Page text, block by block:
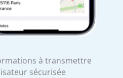
à transmettre
sécurisée